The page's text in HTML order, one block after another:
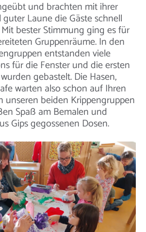
und brachten mit ihrer
Laune die Gäste schnell
bester Stimmung ging es für
Gruppenräume. In den
entstanden viele
für die Fenster und die ersten
gebastelt. Die Hasen,
warten also schon auf Ihren
unseren beiden Krippengruppen
Spaß am Bemalen und
Gips gegossenen Dosen.